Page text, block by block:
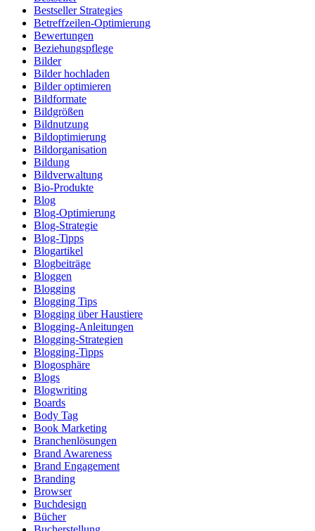
Bestseller Strategies
Betreffzeilen-Optimierung
Bewertungen
Beziehungspflege
Bilder
Bilder hochladen
Bilder optimieren
Bildformate
Bildgrößen
Bildnutzung
Bildoptimierung
Bildorganisation
Bildung
Bildverwaltung
Bio-Produkte
Blog
Blog-Optimierung
Blog-Strategie
Blog-Tipps
Blogartikel
Blogbeiträge
Bloggen
Blogging
Blogging Tips
Blogging über Haustiere
Blogging-Anleitungen
Blogging-Strategien
Blogging-Tipps
Blogosphäre
Blogs
Blogwriting
Boards
Body Tag
Book Marketing
Branchenlösungen
Brand Awareness
Brand Engagement
Branding
Browser
Buchdesign
Bücher